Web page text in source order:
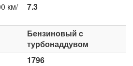
км/
7.3
Бензиновый c
турбонаддувом
1796